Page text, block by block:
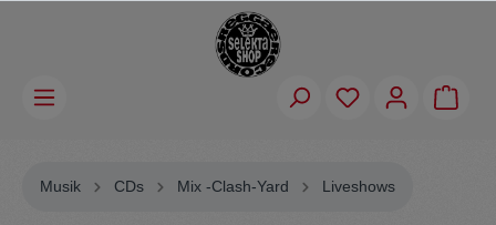
Musik CDs Mix -Clash-Yard Liveshows